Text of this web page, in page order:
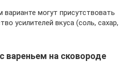
могут присутствовать
усилителей вкуса (соль, сахар,
вареньем на сковороде